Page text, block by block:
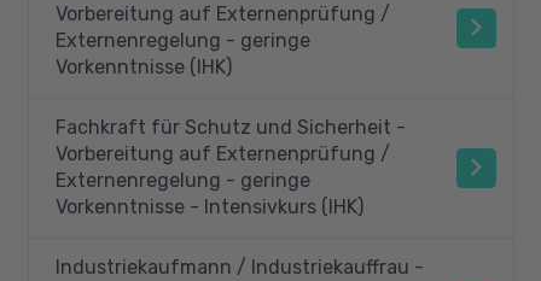
Vorbereitung auf Externenprüfung /
Externenregelung - geringe
Vorkenntnisse (IHK)
Fachkraft für Schutz und Sicherheit -
Vorbereitung auf Externenprüfung /
Externenregelung - geringe
Vorkenntnisse - Intensivkurs (IHK)
Industriekaufmann / Industriekauffrau -